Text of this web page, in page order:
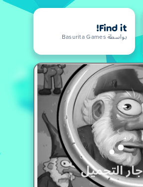
Find it!
بواسطة Basurita Games
جار التحميل